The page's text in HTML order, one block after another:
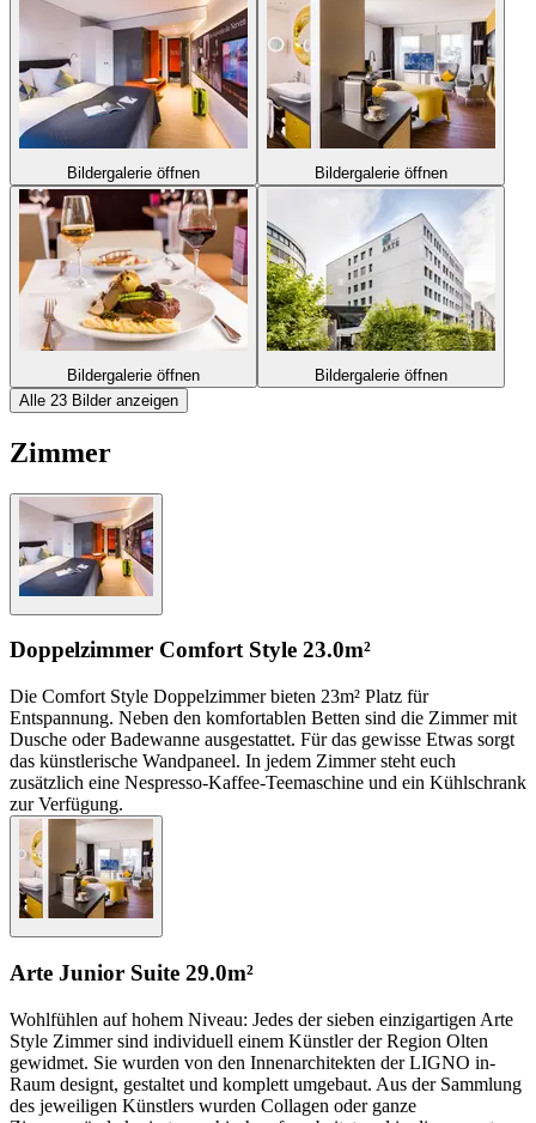
Bildergalerie öffnen Bildergalerie öffnen
Bildergalerie öffnen
Bildergalerie öffnen
Alle 23 Bilder anzeigen
Zimmer
Doppelzimmer Comfort Style 23.0m²
Die Comfort Style Doppelzimmer bieten 23m² Platz für
Entspannung. Neben den komfortablen Betten sind die Zimmer mit
Dusche oder Badewanne ausgestattet. Für das gewisse Etwas sorgt
das künstlerische Wandpaneel. In jedem Zimmer steht euch
zusätzlich eine Nespresso-Kaffee-Teemaschine und ein Kühlschrank
zur Verfügung.
Arte Junior Suite 29.0m²
Wohlfühlen auf hohem Niveau: Jedes der sieben einzigartigen Arte
Style Zimmer sind individuell einem Künstler der Region Olten
gewidmet. Sie wurden von den Innenarchitekten der LIGNO in-
Raum designt, gestaltet und komplett umgebaut. Aus der Sammlung
des jeweiligen Künstlers wurden Collagen oder ganze